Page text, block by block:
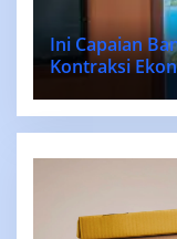
Ini Capaian
Kontraksi